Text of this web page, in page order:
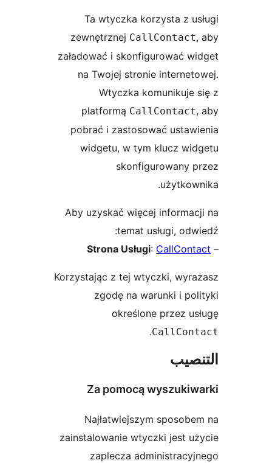
Ta wtyczka korzysta z
zewnętrznejCallContact
załadować i skonfigurować
na Twojej stronie
Wtyczka komunikuje
platformąCallContact
pobrać i zastosować
widgetu, w tym klucz
skonfigurowany
Aby uzyskać więcej
temat usługi,
Strona Usługi
Korzystając z tej wtyczki,
zgodę na warunki i
określone przez
Za pomocą
Najłatwiejszym
zainstalowanie wtyczki jest
zaplecza